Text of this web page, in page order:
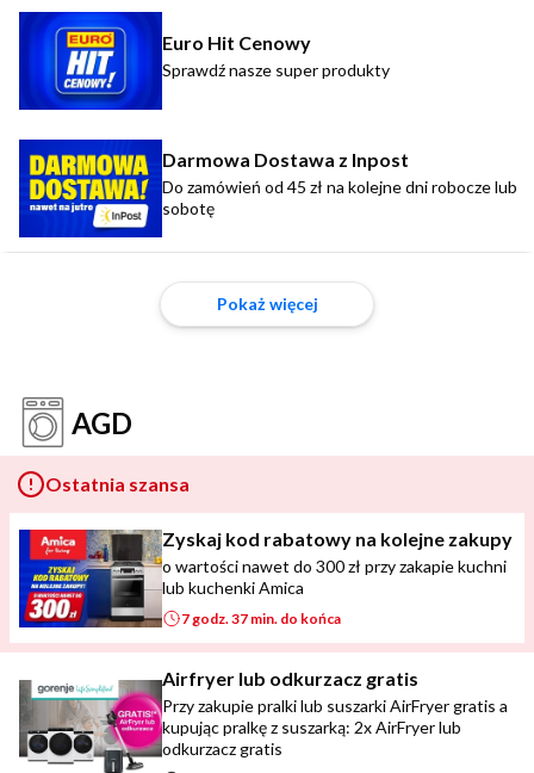
Euro Hit Cenowy
Sprawdź nasze super produkty
Darmowa Dostawa z Inpost
Do zamówień od 45 zł na kolejne dni robocze lub
sobotę
Pokaż więcej
AGD
Airfryer lub odkurzacz gratis
Przy zakupie pralki lub suszarki AirFryer gratis a
kupując pralkę z suszarką: 2x AirFryer lub
odkurzacz gratis
Ostatnia szansa
Zyskaj kod rabatowy na kolejne zakupy
o wartości nawet do 300 zł przy zakapie kuchni
lub kuchenki Amica
7 godz. 37 min. do końca